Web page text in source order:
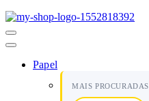
Menu
de
Papel
MAIS PROCURADAS